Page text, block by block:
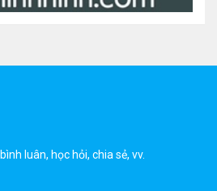
luân, học hỏi, chia sẻ, vv.